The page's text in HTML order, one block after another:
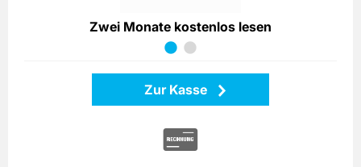
Zwei Monate kostenlos lesen
Zur Kasse